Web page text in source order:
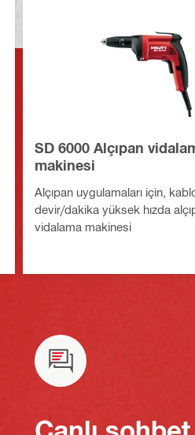
SD 6000 Alçıpan
makinesi
Alçıpan uygulamaları için,
devir/dakika yüksek hızda
vidalama makinesi